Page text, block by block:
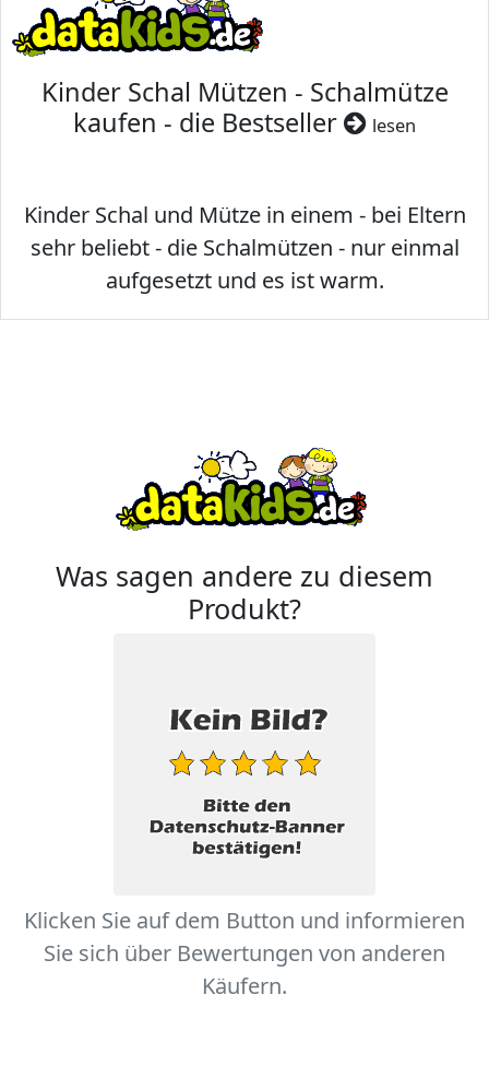
Kinder Schal Mützen - Schalmütze
kaufen - die Bestseller
lesen
Kinder Schal und Mütze in einem - bei Eltern
sehr beliebt - die Schalmützen - nur einmal
aufgesetzt und es ist warm.
Was sagen andere zu diesem
Produkt?
Klicken Sie auf dem Button und informieren
Sie sich über Bewertungen von anderen
Käufern.